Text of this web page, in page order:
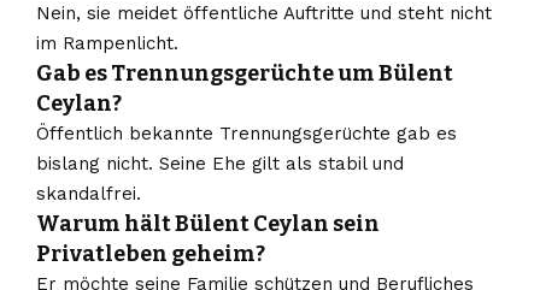
Nein, sie meidet öffentliche Auftritte und steht nicht
im Rampenlicht.
Gab es Trennungsgerüchte um Bülent
Ceylan?
Öffentlich bekannte Trennungsgerüchte gab es
bislang nicht. Seine Ehe gilt als stabil und
skandalfrei.
Warum hält Bülent Ceylan sein
Privatleben geheim?
Er möchte seine Familie schützen und Berufliches